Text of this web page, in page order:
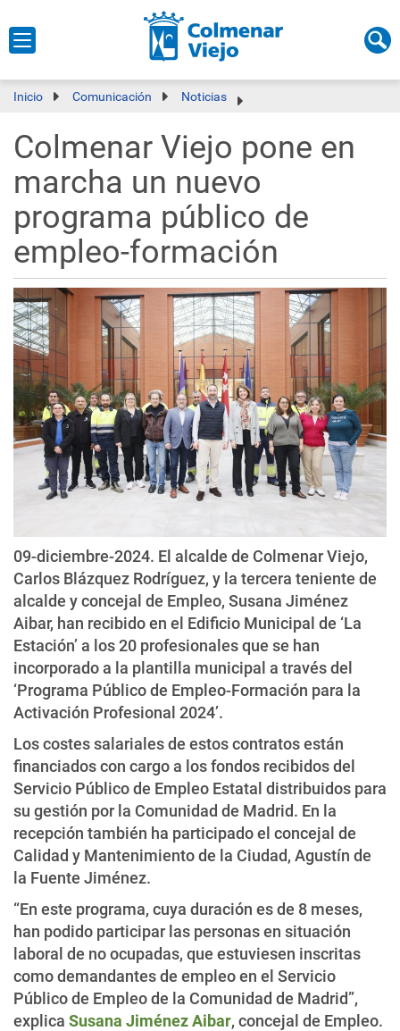
Inicio Comunicación Noticias
Colmenar Viejo pone en
marcha un nuevo
programa público de
empleo-formación
09-diciembre-2024. El alcalde de Colmenar Viejo,
Carlos Blázquez Rodríguez, y la tercera teniente de
alcalde y concejal de Empleo, Susana Jiménez
Aibar, han recibido en el Edificio Municipal de ‘La
Estación’ a los 20 profesionales que se han
incorporado a la plantilla municipal a través del
‘Programa Público de Empleo-Formación para la
Activación Profesional 2024’.
Los costes salariales de estos contratos están
financiados con cargo a los fondos recibidos del
Servicio Público de Empleo Estatal distribuidos para
su gestión por la Comunidad de Madrid. En la
recepción también ha participado el concejal de
Calidad y Mantenimiento de la Ciudad, Agustín de
la Fuente Jiménez.
“En este programa, cuya duración es de 8 meses,
han podido participar las personas en situación
laboral de no ocupadas, que estuviesen inscritas
como demandantes de empleo en el Servicio
Público de Empleo de la Comunidad de Madrid”,
explica Susana Jiménez Aibar, concejal de Empleo.